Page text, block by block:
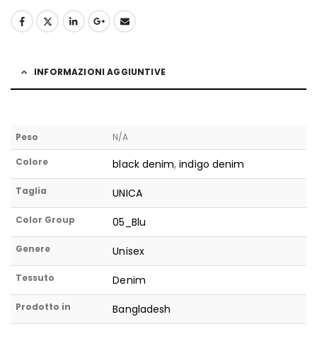
INFORMAZIONI AGGIUNTIVE
Peso N/A
Colore black denim,indigo denim
Taglia UNICA
Color Group 05_Blu
Genere Unisex
Tessuto Denim
Prodotto in Bangladesh